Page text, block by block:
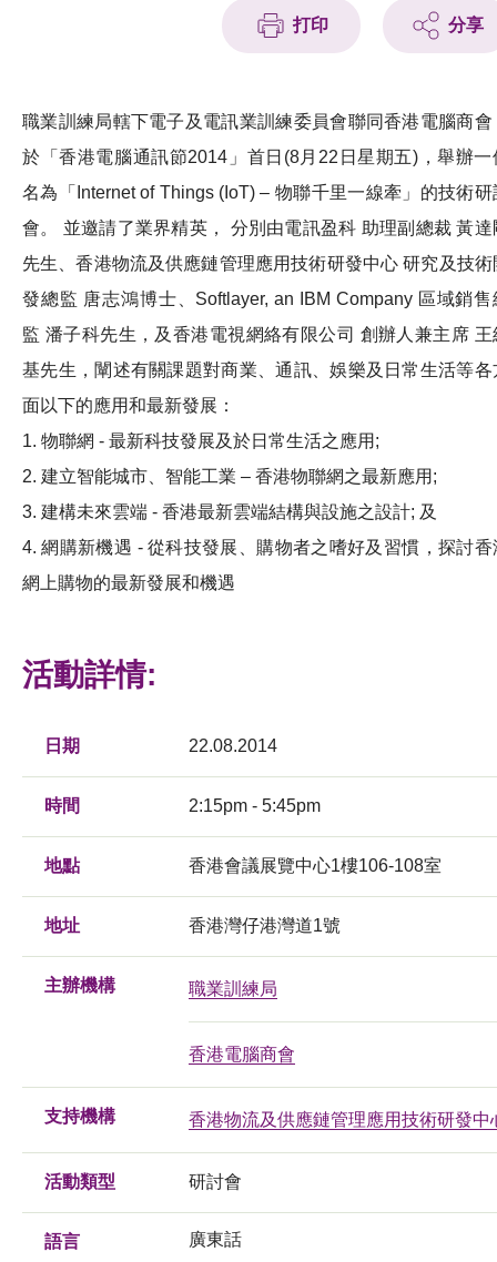
打印 分享
職業訓練局轄下電子及電訊業訓練委員會聯同香港電腦商會
於「香港電腦通訊節2014」首日(8月22日星期五)，舉辦一
名為「Internet of Things (IoT) – 物聯千里一線牽」的技術研
會。 並邀請了業界精英， 分別由電訊盈科 助理副總裁 黃達
先生、香港物流及供應鏈管理應用技術研發中心 研究及技術
發總監 唐志鴻博士、Softlayer, an IBM Company 區域銷售
監 潘子科先生，及香港電視網絡有限公司 創辦人兼主席 王
基先生，闡述有關課題對商業、通訊、娛樂及日常生活等各
面以下的應用和最新發展：
1. 物聯網 - 最新科技發展及於日常生活之應用;
2. 建立智能城市、智能工業 – 香港物聯網之最新應用;
3. 建構未來雲端 - 香港最新雲端結構與設施之設計; 及
4. 網購新機遇 - 從科技發展、購物者之嗜好及習慣，探討香
網上購物的最新發展和機遇
活動詳情:
日期 22.08.2014
時間 2:15pm - 5:45pm
地點 香港會議展覽中心1樓106-108室
地址 香港灣仔港灣道1號
主辦機構 職業訓練局
香港電腦商會
支持機構 香港物流及供應鏈管理應用技術研發中
活動類型 研討會
語言 廣東話